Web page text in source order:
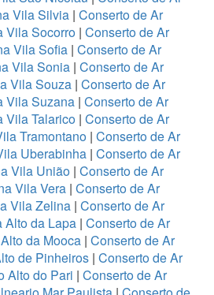
Vila Silvia| Conserto de Ar
Vila Socorro| Conserto de Ar
Vila Sofia | Conserto de Ar
Vila Sonia| Conserto de Ar
Vila Souza| Conserto de Ar
Vila Suzana | Conserto de Ar
Vila Talarico| Conserto de Ar
Tramontano | Conserto de Ar
Uberabinha| Conserto de Ar
Vila União | Conserto de Ar
Vila Vera | Conserto de Ar
Vila Zelina | Conserto de Ar
Alto da Lapa| Conserto de Ar
da Mooca| Conserto de Ar
de Pinheiros| Conserto de Ar
Alto do Pari | Conserto de Ar